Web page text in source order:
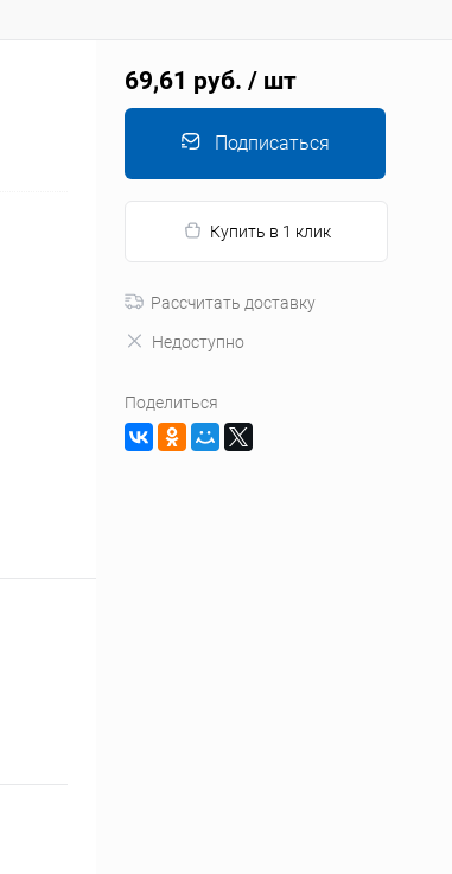
69,61 руб. / шт
Подписаться
Купить в 1 клик
Рассчитать доставку
Недоступно
Поделиться